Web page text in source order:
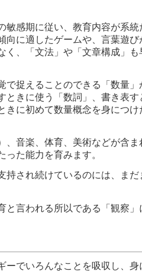
敏感期に従い、教育内容が系
に適したゲームや、言葉遊び
、「文法」や「文章構成」も
で捉えることのできる「数量
ときに使う「数詞」、書き表
に初めて数量概念を身につけ
、音楽、体育、美術などが含
た能力を育みます。
され続けているのには、まだ
と言われる所以である「観察
ーでいろんなことを吸収し、身